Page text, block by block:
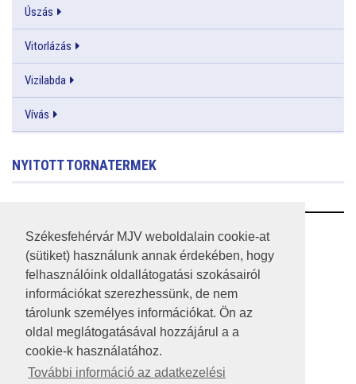
Székesfehérvár MJV weboldalain cookie-at
(sütiket) használunk annak érdekében, hogy
felhasználóink oldallátogatási szokásairól
információkat szerezhessünk, de nem
tárolunk személyes információkat. Ön az
oldal meglátogatásával hozzájárul a a
cookie-k használatához.
További információ az adatkezelési
Úszás
Vitorlázás
Vizilabda
Vívás
NYITOTT TORNATERMEK
RSS
A HONLAP 2017.03.31-I ÁLLAPOTA
JOGI NYILATKOZAT
IMPRESSZUM